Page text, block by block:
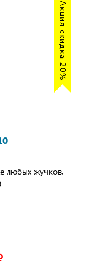
Акция скидка 20%
любых жучков,